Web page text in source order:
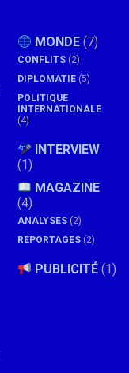
MONDE (7)
CONFLITS (2)
DIPLOMATIE (5)
POLITIQUE
INTERNATIONALE
(4)
INTERVIEW
(1)
MAGAZINE
(4)
ANALYSES (2)
REPORTAGES (2)
PUBLICITÉ (1)